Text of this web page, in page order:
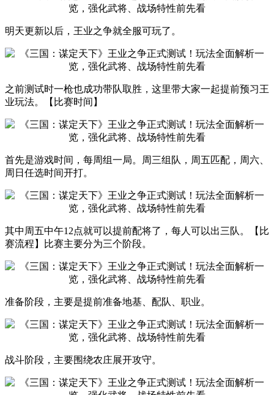
明天更新以后，王业之争就全服可玩了。
之前测试时一枪也成功带队取胜，这里带大家一起提前预习王
业玩法。【比赛时间】
首先是游戏时间，每周组一局。周三组队，周五匹配，周六、
周日任选时间开打。
其中周五中午12点就可以提前配将了，每人可以出三队。【比
赛流程】比赛主要分为三个阶段。
准备阶段，主要是提前准备地基、配队、职业。
战斗阶段，主要围绕农庄展开攻守。